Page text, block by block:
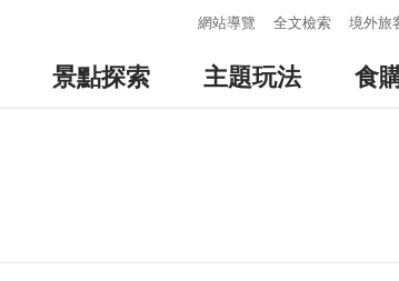
網站導覽 全文檢索 境外旅
景點探索 主題玩法 食